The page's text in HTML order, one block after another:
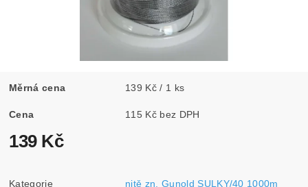
Měrná cena 139 Kč / 1 ks
Cena 115 Kč bez DPH
139 Kč
Kategorie nitě zn. Gunold SULKY/40 1000m